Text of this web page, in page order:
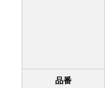
品番